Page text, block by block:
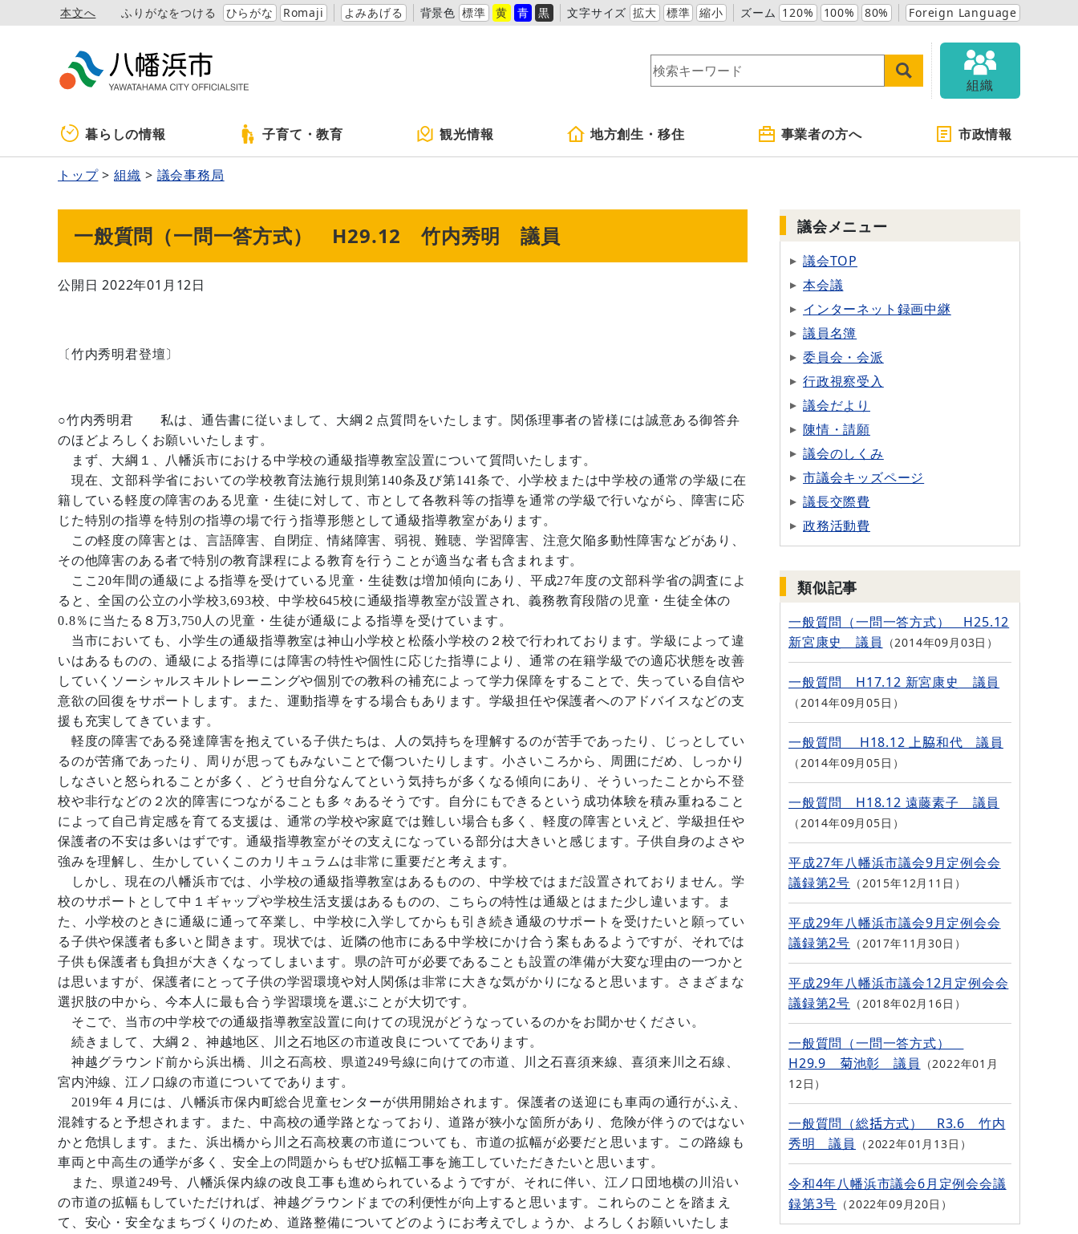
本文へ ふりがなをつける ひらがな Romaji よみあげる 背景色 標準 黄 青 黒 文字サイズ 拡大 標準 縮小 ズーム 120% 100% 80% Foreign Language
組織
暮らしの情報 子育て・教育 観光情報 地方創生・移住 事業者の方へ 市政情報
トップ 組織 議会事務局
一般質問（一問一答方式） H29.12 竹内秀明 議員
公開日 2022年01月12日
〔竹内秀明君登壇〕
○竹内秀明君 私は、通告書に従いまして、大綱２点質問をいたします。関係理事者の皆様には誠意ある御答弁
のほどよろしくお願いいたします。
まず、大綱１、八幡浜市における中学校の通級指導教室設置について質問いたします。
現在、文部科学省においての学校教育法施行規則第140条及び第141条で、小学校または中学校の通常の学級に在
籍している軽度の障害のある児童・生徒に対して、市として各教科等の指導を通常の学級で行いながら、障害に応
じた特別の指導を特別の指導の場で行う指導形態として通級指導教室があります。
この軽度の障害とは、言語障害、自閉症、情緒障害、弱視、難聴、学習障害、注意欠陥多動性障害などがあり、
その他障害のある者で特別の教育課程による教育を行うことが適当な者も含まれます。
ここ20年間の通級による指導を受けている児童・生徒数は増加傾向にあり、平成27年度の文部科学省の調査によ
ると、全国の公立の小学校3,693校、中学校645校に通級指導教室が設置され、義務教育段階の児童・生徒全体の
0.8％に当たる８万3,750人の児童・生徒が通級による指導を受けています。
当市においても、小学生の通級指導教室は神山小学校と松蔭小学校の２校で行われております。学級によって違
いはあるものの、通級による指導には障害の特性や個性に応じた指導により、通常の在籍学級での適応状態を改善
していくソーシャルスキルトレーニングや個別での教科の補充によって学力保障をすることで、失っている自信や
意欲の回復をサポートします。また、運動指導をする場合もあります。学級担任や保護者へのアドバイスなどの支
援も充実してきています。
軽度の障害である発達障害を抱えている子供たちは、人の気持ちを理解するのが苦手であったり、じっとしてい
るのが苦痛であったり、周りが思ってもみないことで傷ついたりします。小さいころから、周囲にだめ、しっかり
しなさいと怒られることが多く、どうせ自分なんてという気持ちが多くなる傾向にあり、そういったことから不登
校や非行などの２次的障害につながることも多々あるそうです。自分にもできるという成功体験を積み重ねること
によって自己肯定感を育てる支援は、通常の学校や家庭では難しい場合も多く、軽度の障害といえど、学級担任や
保護者の不安は多いはずです。通級指導教室がその支えになっている部分は大きいと感じます。子供自身のよさや
強みを理解し、生かしていくこのカリキュラムは非常に重要だと考えます。
しかし、現在の八幡浜市では、小学校の通級指導教室はあるものの、中学校ではまだ設置されておりません。学
校のサポートとして中１ギャップや学校生活支援はあるものの、こちらの特性は通級とはまた少し違います。ま
た、小学校のときに通級に通って卒業し、中学校に入学してからも引き続き通級のサポートを受けたいと願ってい
る子供や保護者も多いと聞きます。現状では、近隣の他市にある中学校にかけ合う案もあるようですが、それでは
子供も保護者も負担が大きくなってしまいます。県の許可が必要であることも設置の準備が大変な理由の一つかと
は思いますが、保護者にとって子供の学習環境や対人関係は非常に大きな気がかりになると思います。さまざまな
選択肢の中から、今本人に最も合う学習環境を選ぶことが大切です。
そこで、当市の中学校での通級指導教室設置に向けての現況がどうなっているのかをお聞かせください。
続きまして、大綱２、神越地区、川之石地区の市道改良についてであります。
神越グラウンド前から浜出橋、川之石高校、県道249号線に向けての市道、川之石喜須来線、喜須来川之石線、
宮内沖線、江ノ口線の市道についてであります。
2019年４月には、八幡浜市保内町総合児童センターが供用開始されます。保護者の送迎にも車両の通行がふえ、
混雑すると予想されます。また、中高校の通学路となっており、道路が狭小な箇所があり、危険が伴うのではない
かと危惧します。また、浜出橋から川之石高校裏の市道についても、市道の拡幅が必要だと思います。この路線も
車両と中高生の通学が多く、安全上の問題からもぜひ拡幅工事を施工していただきたいと思います。
また、県道249号、八幡浜保内線の改良工事も進められているようですが、それに伴い、江ノ口団地横の川沿い
の市道の拡幅もしていただければ、神越グラウンドまでの利便性が向上すると思います。これらのことを踏まえ
て、安心・安全なまちづくりのため、道路整備についてどのようにお考えでしょうか、よろしくお願いいたしま
議会メニュー
議会TOP
本会議
インターネット録画中継
議員名簿
委員会・会派
行政視察受入
議会だより
陳情・請願
議会のしくみ
市議会キッズページ
議長交際費
政務活動費
類似記事
一般質問（一問一答方式） H25.12
新宮康史 議員
2014年09月03日
一般質問 H17.12 新宮康史 議員
2014年09月05日
一般質問 H18.12 上脇和代 議員
2014年09月05日
一般質問 H18.12 遠藤素子 議員
2014年09月05日
平成27年八幡浜市議会9月定例会会
議録第2号
2015年12月11日
平成29年八幡浜市議会9月定例会会
議録第2号
2017年11月30日
平成29年八幡浜市議会12月定例会会
議録第2号
2018年02月16日
一般質問（一問一答方式）
H29.9 菊池彰 議員
2022年01月
12日
一般質問（総括方式） R3.6 竹内
秀明 議員
2022年01月13日
令和4年八幡浜市議会6月定例会会議
録第3号
2022年09月20日